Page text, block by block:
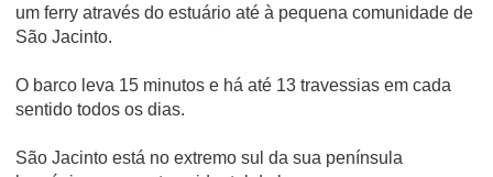
um ferry através do estuário até à pequena comunidade de
São Jacinto.
O barco leva 15 minutos e há até 13 travessias em cada
sentido todos os dias.
São Jacinto está no extremo sul da sua península